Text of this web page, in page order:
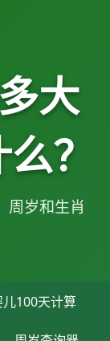
大
？
周岁和生肖
儿100天计算